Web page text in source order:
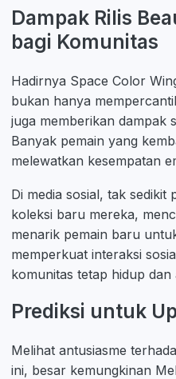
Dampak Rilis
bagi Komunitas
Hadirnya Space Color
bukan hanya
juga memberikan dampak
Banyak pemain yang
melewatkan kesempatan
Di media sosial, tak sedikit
koleksi baru mereka,
menarik pemain baru
memperkuat interaksi
komunitas tetap hidup dan
Prediksi untuk
Melihat antusiasme
ini, besar kemungkinan